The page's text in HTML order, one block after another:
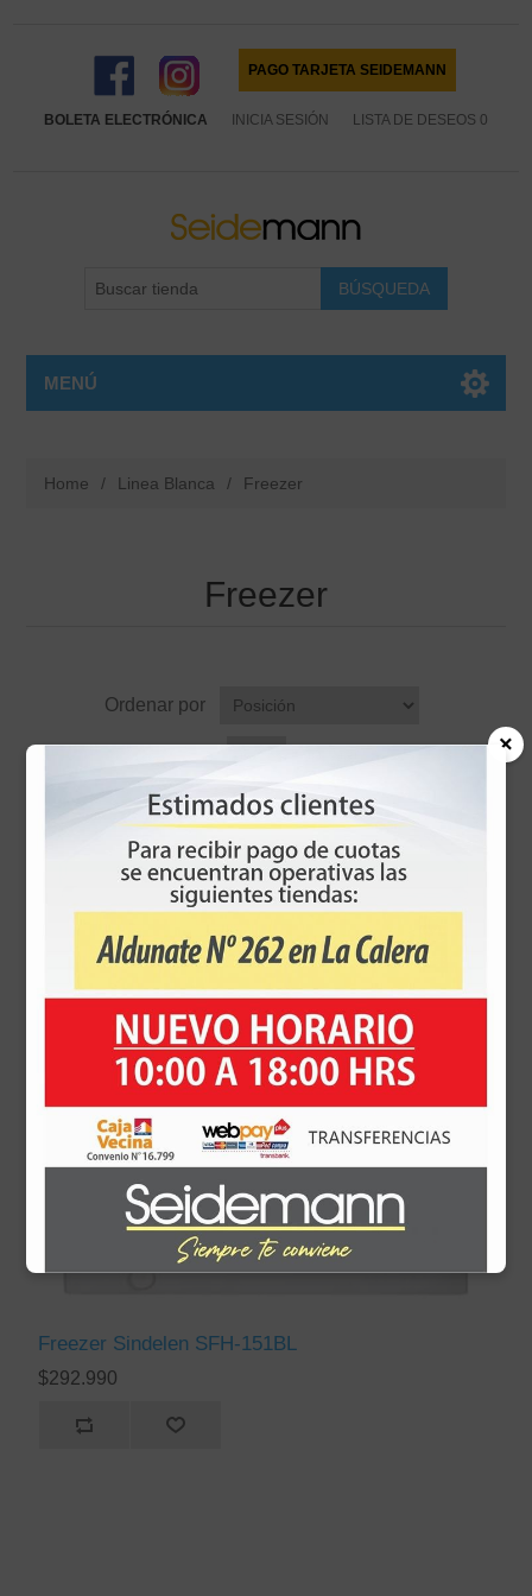
PAGO TARJETA SEIDEMANN
BOLETA ELECTRÓNICA INICIA SESIÓN LISTA DE DESEOS 0
MENÚ
Home / Linea Blanca / Freezer
Freezer
Ordenar por
Freezer Sindelen SFH-151BL
$292.990
×